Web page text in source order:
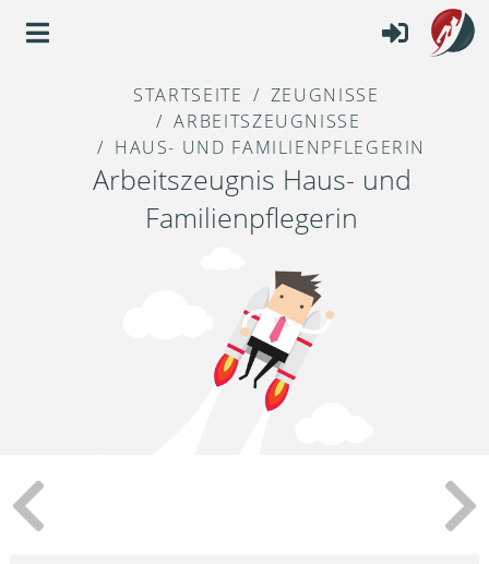
STARTSEITE
ZEUGNISSE
ARBEITSZEUGNISSE
HAUS- UND FAMILIENPFLEGERIN
Arbeitszeugnis Haus- und
Familienpflegerin